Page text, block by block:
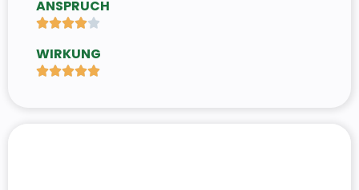
ANSPRUCH

WIRKUNG
